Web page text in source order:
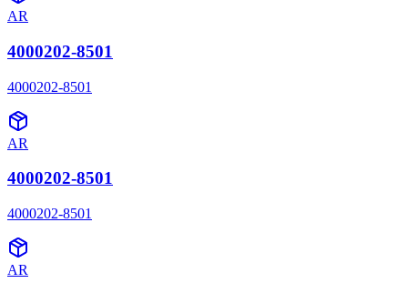
AR
4000202-8501
4000202-8501
AR
4000202-8501
4000202-8501
AR